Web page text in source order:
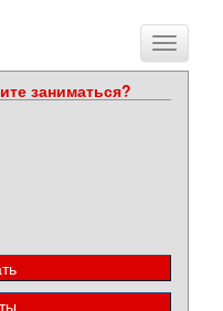
Toggle
заниматься?